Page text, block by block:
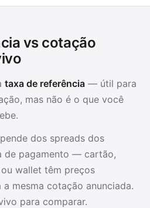
vs cotação
taxa de referência — útil para
mas não é o que você
dos spreads dos
de pagamento — cartão,
wallet têm preços
mesma cotação anunciada.
para comparar.